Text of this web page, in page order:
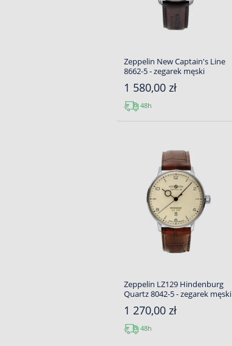
Zeppelin New Captain's Line
8662-5 - zegarek męski
1 580,00 zł
48h
Zeppelin LZ129 Hindenburg
Quartz 8042-5 - zegarek męski
1 270,00 zł
48h